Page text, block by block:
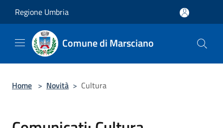
Regione Umbria
Comune di Marsciano
Home > Novità > Cultura